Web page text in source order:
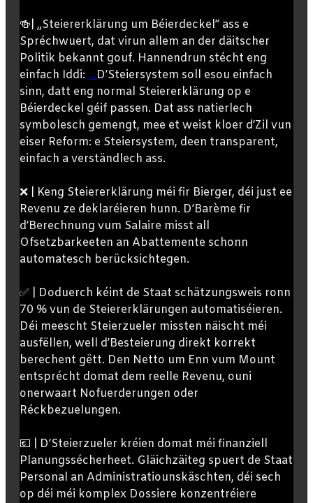
🍻| „Steiererklärung um Béierdeckel” ass e
Spréchwuert, dat virun allem an der däitscher
Politik bekannt gouf. Hannendrun stécht eng
einfach Iddi: ...D’Steiersystem soll esou einfach
sinn, datt eng normal Steiererklärung op e
Béierdeckel géif passen. Dat ass natierlech
symbolesch gemengt, mee et weist kloer d’Zil vun
eiser Reform: e Steiersystem, deen transparent,
einfach a verständlech ass.
❌ | Keng Steiererklärung méi fir Bierger, déi just ee
Revenu ze deklaréieren hunn. D’Barème fir
d’Berechnung vum Salaire misst all
Ofsetzbarkeeten an Abattemente schonn
automatesch berücksichtegen.
✅ | Doduerch kéint de Staat schätzungsweis ronn
70 % vun de Steiererklärungen automatiséieren.
Déi meescht Steierzueler missten näischt méi
ausfëllen, well d’Besteierung direkt korrekt
berechent gëtt. Den Netto um Enn vum Mount
entsprécht domat dem reelle Revenu, ouni
onerwaart Nofuerderungen oder
Réckbezuelungen.
💶 | D’Steierzueler kréien domat méi finanziell
Planungssécherheet. Gläichzäiteg spuert de Staat
Personal an Administratiounskäschten, déi sech
op déi méi komplex Dossiere konzentréiere